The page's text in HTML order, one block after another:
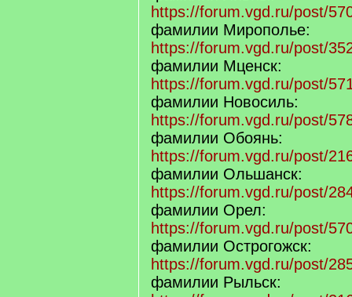
https://forum.vgd.ru/post/
фамилии Мирополье:
https://forum.vgd.ru/post/
фамилии Мценск:
https://forum.vgd.ru/post/
фамилии Новосиль:
https://forum.vgd.ru/post/
фамилии Обоянь:
https://forum.vgd.ru/post/
фамилии Ольшанск:
https://forum.vgd.ru/post/
фамилии Орел:
https://forum.vgd.ru/post/
фамилии Острогожск:
https://forum.vgd.ru/post/
фамилии Рыльск: